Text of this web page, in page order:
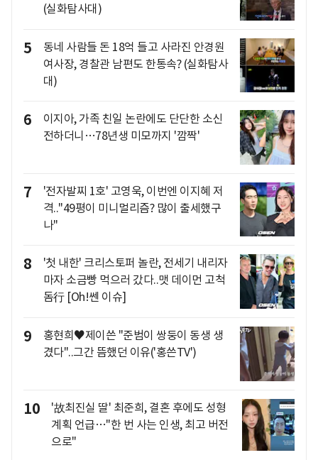
(실화탐사대)
5
동네 사람들 돈 18억 들고 사라진 안경원
여사장, 경찰관 남편도 한통속? (실화탐사
대)
6
이지아, 가족 친일 논란에도 단단한 소신
전하더니…78년생 미모까지 '깜짝'
7
'전자발찌 1호' 고영욱, 이번엔 이지혜 저
격.."49평이 미니멀리즘? 많이 출세했구
나"
8
'첫 내한' 크리스토퍼 놀란, 전세기 내리자
마자 소금빵 먹으러 갔다..맷 데이먼 고척
돔行 [Oh!쎈 이슈]
9
홍현희♥제이쓴 "준범이 쌍둥이 동생 생
겼다"..그간 뜸했던 이유('홍쓴TV')
10
'故최진실 딸' 최준희, 결혼 후에도 성형
계획 언급…"한 번 사는 인생, 최고 버전
으로"